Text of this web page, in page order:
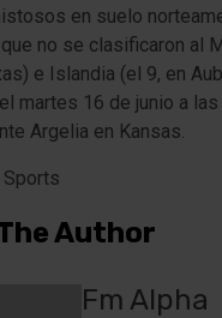
en suelo
no se clasificaron al
e Islandia (el 9, en
martes 16 de junio a las
Argelia en Kansas.
Sports
Author
Fm Alpha